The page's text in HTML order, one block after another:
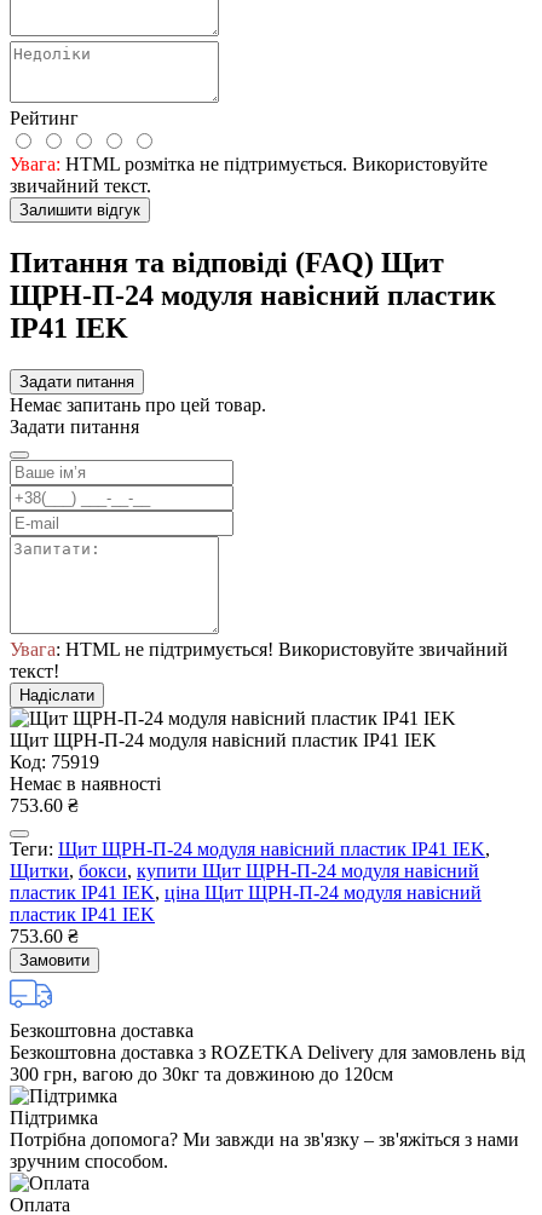
Рейтинг
Увага: HTML розмітка не підтримується. Використовуйте
звичайний текст.
Залишити відгук
Питання та відповіді (FAQ) Щит
ЩРН-П-24 модуля навісний пластик
IP41 IEK
Задати питання
Немає запитань про цей товар.
Задати питання
Увага: HTML не підтримується! Використовуйте звичайний
текст!
Надіслати
Щит ЩРН-П-24 модуля навісний пластик IP41 IEK
Код: 75919
Немає в наявності
753.60 ₴
Теги: Щит ЩРН-П-24 модуля навісний пластик IP41 IEK,
Щитки, бокси, купити Щит ЩРН-П-24 модуля навісний
пластик IP41 IEK, ціна Щит ЩРН-П-24 модуля навісний
пластик IP41 IEK
753.60 ₴
Замовити
Безкоштовна доставка
Безкоштовна доставка з ROZETKA Delivery для замовлень від
300 грн, вагою до 30кг та довжиною до 120см
Підтримка
Потрібна допомога? Ми завжди на зв'язку – зв'яжіться з нами
зручним способом.
Оплата